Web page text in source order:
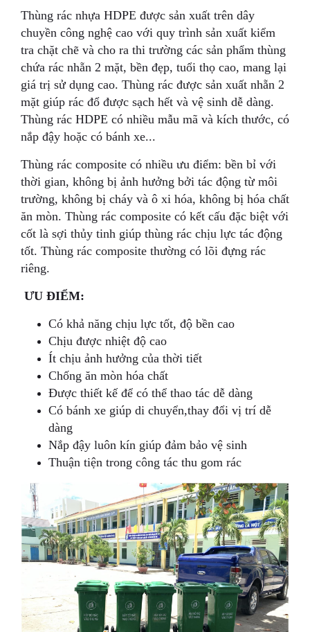
Thùng rác nhựa HDPE được sản xuất trên dây
chuyền công nghệ cao với quy trình sản xuất kiểm
tra chặt chẽ và cho ra thi trường các sản phẩm thùng
chứa rác nhẵn 2 mặt, bền đẹp, tuổi thọ cao, mang lại
giá trị sử dụng cao. Thùng rác được sản xuất nhẵn 2
mặt giúp rác đổ được sạch hết và vệ sinh dễ dàng.
Thùng rác HDPE có nhiều mẫu mã và kích thước, có
nắp đậy hoặc có bánh xe...
Thùng rác composite có nhiều ưu điểm: bền bỉ với
thời gian, không bị ảnh hưởng bởi tác động từ môi
trường, không bị cháy và ô xi hóa, không bị hóa chất
ăn mòn. Thùng rác composite có kết cấu đặc biệt với
cốt là sợi thủy tinh giúp thùng rác chịu lực tác động
tốt. Thùng rác composite thường có lõi đựng rác
riêng.
ƯU ĐIỂM:
Có khả năng chịu lực tốt, độ bền cao
Chịu được nhiệt độ cao
Ít chịu ảnh hưởng của thời tiết
Chống ăn mòn hóa chất
Được thiết kế để có thể thao tác dễ dàng
Có bánh xe giúp di chuyển,thay đổi vị trí dễ
dàng
Nắp đậy luôn kín giúp đảm bảo vệ sinh
Thuận tiện trong công tác thu gom rác